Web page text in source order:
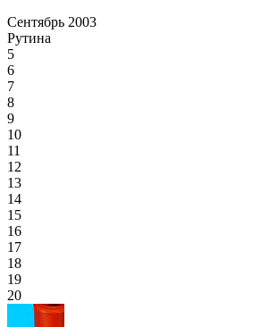
Сентябрь 2003
Рутина
5
6
7
8
9
10
11
12
13
14
15
16
17
18
19
20